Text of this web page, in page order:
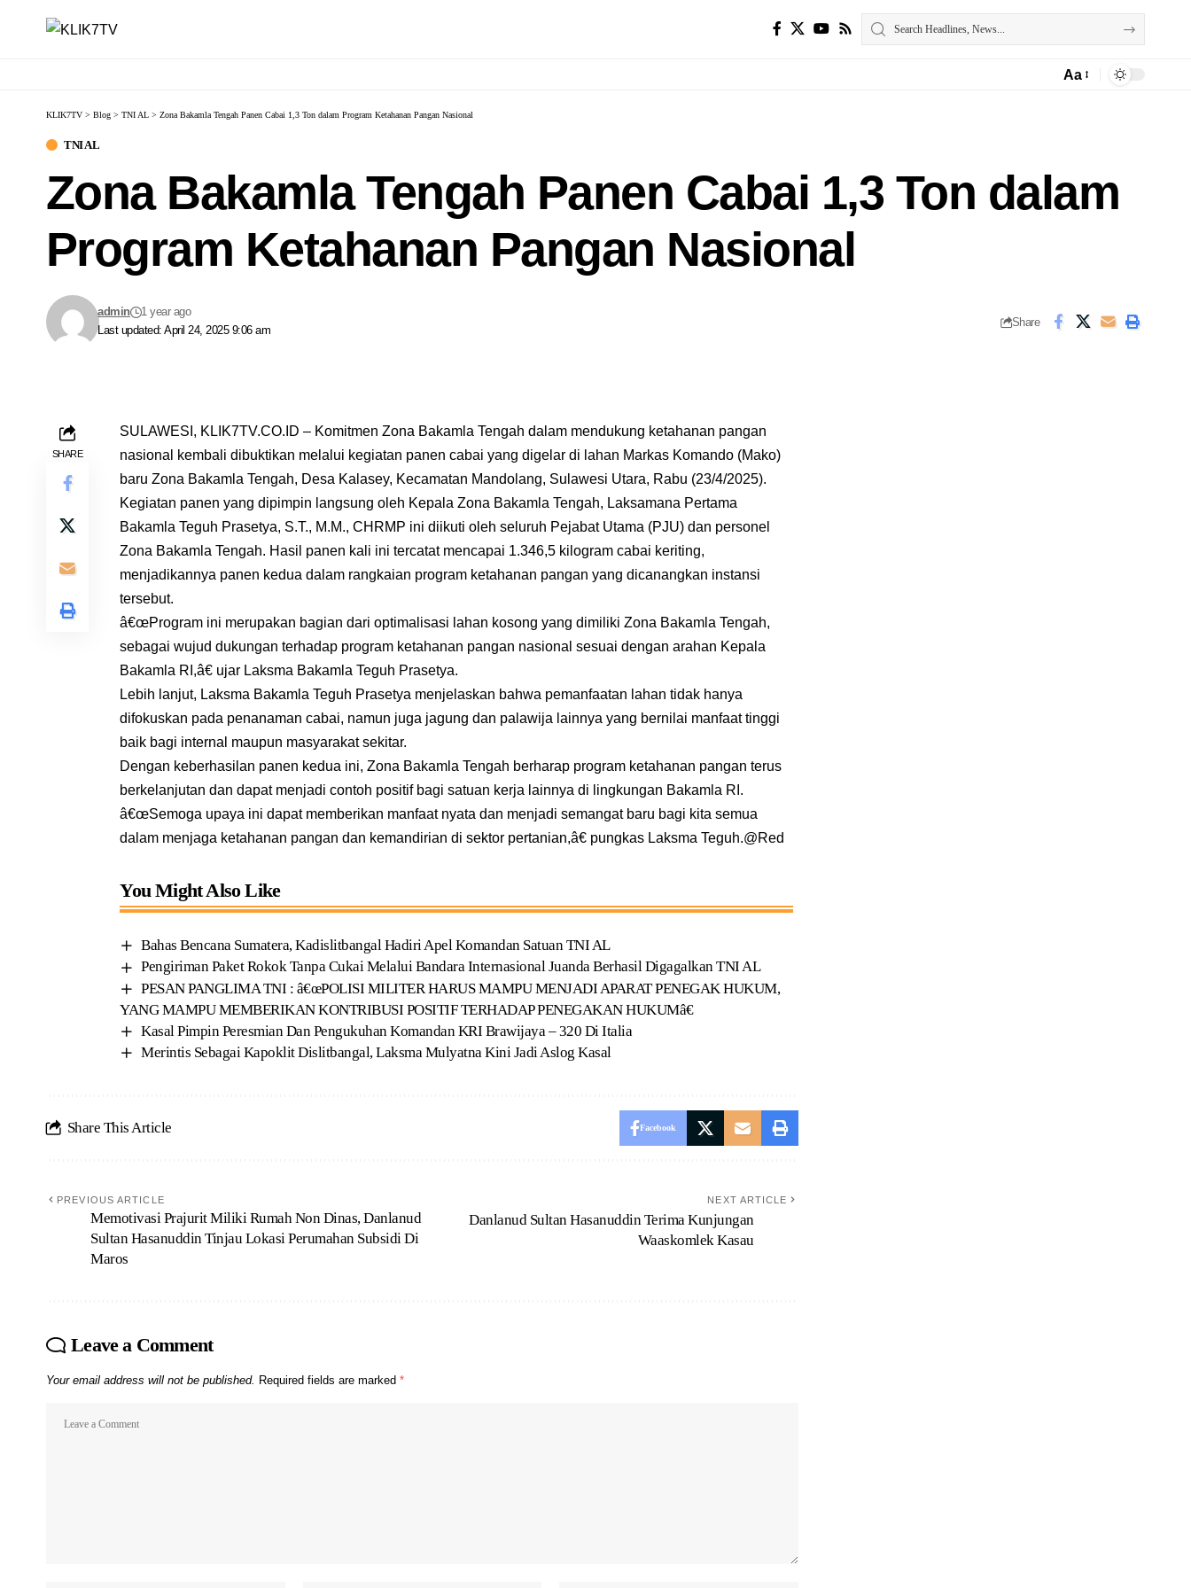
Aa
KLIK7TV > Blog > TNI AL > Zona Bakamla Tengah Panen Cabai 1,3 Ton dalam Program Ketahanan Pangan Nasional
TNI AL
Zona Bakamla Tengah Panen Cabai 1,3 Ton dalam
Program Ketahanan Pangan Nasional
Last updated: April 24, 2025 9:06 am
admin 1 year ago
Share
SHARE
SULAWESI, KLIK7TV.CO.ID – Komitmen Zona Bakamla Tengah dalam mendukung ketahanan pangan
nasional kembali dibuktikan melalui kegiatan panen cabai yang digelar di lahan Markas Komando (Mako)
baru Zona Bakamla Tengah, Desa Kalasey, Kecamatan Mandolang, Sulawesi Utara, Rabu (23/4/2025).
Kegiatan panen yang dipimpin langsung oleh Kepala Zona Bakamla Tengah, Laksamana Pertama
Bakamla Teguh Prasetya, S.T., M.M., CHRMP ini diikuti oleh seluruh Pejabat Utama (PJU) dan personel
Zona Bakamla Tengah. Hasil panen kali ini tercatat mencapai 1.346,5 kilogram cabai keriting,
menjadikannya panen kedua dalam rangkaian program ketahanan pangan yang dicanangkan instansi
tersebut.
â€œProgram ini merupakan bagian dari optimalisasi lahan kosong yang dimiliki Zona Bakamla Tengah,
sebagai wujud dukungan terhadap program ketahanan pangan nasional sesuai dengan arahan Kepala
Bakamla RI,â€ ujar Laksma Bakamla Teguh Prasetya.
Lebih lanjut, Laksma Bakamla Teguh Prasetya menjelaskan bahwa pemanfaatan lahan tidak hanya
difokuskan pada penanaman cabai, namun juga jagung dan palawija lainnya yang bernilai manfaat tinggi
baik bagi internal maupun masyarakat sekitar.
Dengan keberhasilan panen kedua ini, Zona Bakamla Tengah berharap program ketahanan pangan terus
berkelanjutan dan dapat menjadi contoh positif bagi satuan kerja lainnya di lingkungan Bakamla RI.
â€œSemoga upaya ini dapat memberikan manfaat nyata dan menjadi semangat baru bagi kita semua
dalam menjaga ketahanan pangan dan kemandirian di sektor pertanian,â€ pungkas Laksma Teguh.@Red
You Might Also Like
Bahas Bencana Sumatera, Kadislitbangal Hadiri Apel Komandan Satuan TNI AL
Pengiriman Paket Rokok Tanpa Cukai Melalui Bandara Internasional Juanda Berhasil Digagalkan TNI AL
PESAN PANGLIMA TNI : â€œPOLISI MILITER HARUS MAMPU MENJADI APARAT PENEGAK HUKUM,
YANG MAMPU MEMBERIKAN KONTRIBUSI POSITIF TERHADAP PENEGAKAN HUKUMâ€
Kasal Pimpin Peresmian Dan Pengukuhan Komandan KRI Brawijaya – 320 Di Italia
Merintis Sebagai Kapoklit Dislitbangal, Laksma Mulyatna Kini Jadi Aslog Kasal
Share This Article Facebook
PREVIOUS ARTICLE
Memotivasi Prajurit Miliki Rumah Non Dinas, Danlanud
Sultan Hasanuddin Tinjau Lokasi Perumahan Subsidi Di
Maros
NEXT ARTICLE
Danlanud Sultan Hasanuddin Terima Kunjungan
Waaskomlek Kasau
Leave a Comment
Your email address will not be published. Required fields are marked *